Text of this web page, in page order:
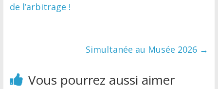
de l’arbitrage !
Simultanée au Musée 2026 →
Vous pourrez aussi aimer